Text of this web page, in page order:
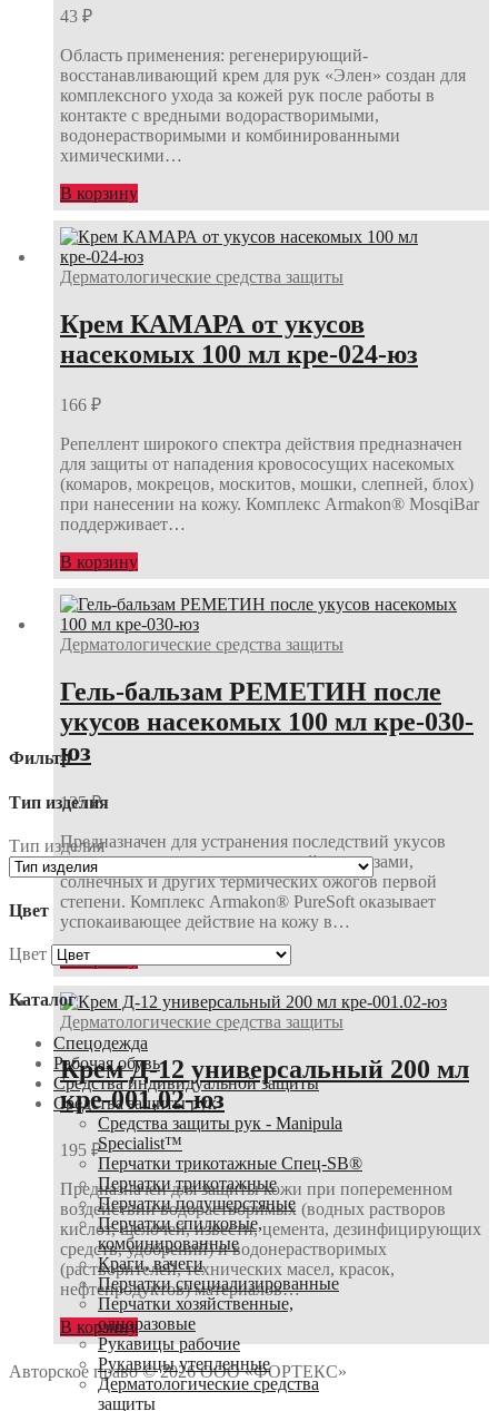
43 ₽
Область применения: регенерирующий-
восстанавливающий крем для рук «Элен» создан для
комплексного ухода за кожей рук после работы в
контакте с вредными водорастворимыми,
водонерастворимыми и комбинированными
химическими…
В корзину
Дерматологические средства защиты
Крем КАМАРА от укусов
насекомых 100 мл кре-024-юз
166 ₽
Репеллент широкого спектра действия предназначен
для защиты от нападения кровососущих насекомых
(комаров, мокрецов, москитов, мошки, слепней, блох)
при нанесении на кожу. Комплекс Armakon® MosqiBar
поддерживает…
В корзину
Дерматологические средства защиты
Гель-бальзам РЕМЕТИН после
укусов насекомых 100 мл кре-030-
юз
135₽
Предназначен для устранения последствий укусов
насекомых, контактов с крапивой и медузами,
солнечных и других термических ожогов первой
степени. Комплекс Armakon® PureSoft оказывает
успокаивающее действие на кожу в…
В корзину
Дерматологические средства защиты
Крем Д-12 универсальный 200 мл
кре-001.02-юз
195 ₽
Предназначен для защиты кожи при попеременном
воздействии водорастворимых (водных растворов
кислот, щелочей, извести, цемента, дезинфицирующих
средств, удобрений) и водонерастворимых
(растворителей, технических масел, красок,
нефтепродуктов) материалов…
В корзину
Авторское право © 2026 ООО «ФОРТЕКС»
Фильтр
Тип изделия
Тип изделия
Цвет
Цвет
Каталог
Спецодежда
Рабочая обувь
Средства индивидуальной защиты
Средства защиты рук
Средства защиты рук - Manipula
Specialist™
Перчатки трикотажные Спец-SB®
Перчатки трикотажные
Перчатки полушерстяные
Перчатки спилковые,
комбинированные
Краги, вачеги
Перчатки специализированные
Перчатки хозяйственные,
одноразовые
Рукавицы рабочие
Рукавицы утепленные
Дерматологические средства
защиты